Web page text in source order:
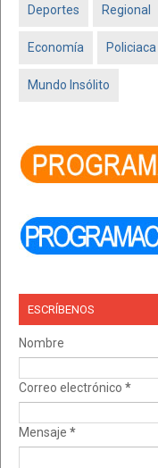
Deportes Regional
Economía Policiaca
Mundo Insólito
ESCRÍBENOS
Nombre
Correo electrónico *
Mensaje *